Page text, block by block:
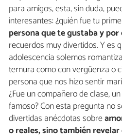
para amigos, esta, sin duda,
interesantes: ¿quién fue tu
persona que te gustaba y por
recuerdos muy divertidos. Y es
adolescencia solemos
ternura como con vergüenza o
persona que nos hizo sentir
¿Fue un compañero de clase,
famoso? Con esta pregunta no
divertidas anécdotas sobre
o reales, sino también